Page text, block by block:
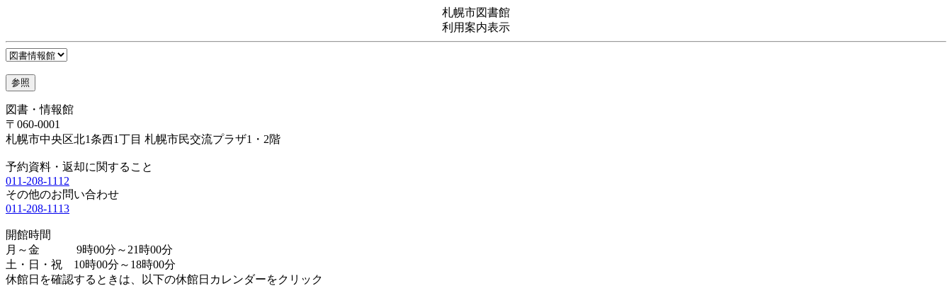
札幌市図書館
利用案内表示
図書・情報館
〒060-0001
札幌市中央区北1条西1丁目 札幌市民交流プラザ1・2階
予約資料・返却に関すること
011-208-1112
その他のお問い合わせ
011-208-1113
開館時間
月～金 9時00分～21時00分
土・日・祝 10時00分～18時00分
休館日を確認するときは、以下の休館日カレンダーをクリック